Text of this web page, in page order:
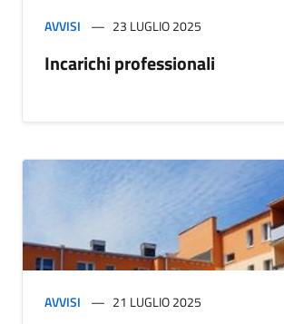
AVVISI 23 LUGLIO 2025
Incarichi professionali
AVVISI 21 LUGLIO 2025